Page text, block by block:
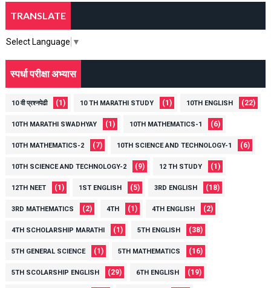
TRANSLATE
Select Language ▼
स्पर्धा परीक्षा अभ्यास
10 वी प्रश्नपेढी (1) 10 TH MARATHI STUDY (1) 10TH ENGLISH (22)
10TH MARATHI SWADHYAY (1) 10TH MATHEMATICS-1 (6)
10TH MATHEMATICS-2 (7) 10TH SCIENCE AND TECHNOLOGY-1 (6)
10TH SCIENCE AND TECHNOLOGY-2 (9) 12 TH STUDY (1)
12TH NEET (1) 1ST ENGLISH (5) 3RD ENGLISH (18)
3RD MATHEMATICS (2) 4TH (1) 4TH ENGLISH (2)
4TH SCHOLARSHIP MARATHI (1) 5TH ENGLISH (38)
5TH GENERAL SCIENCE (1) 5TH MATHEMATICS (16)
5TH SCOLARSHIP ENGLISH (29) 6TH ENGLISH (19)